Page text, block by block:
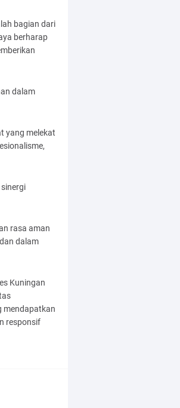
bagian dari
berharap
dalam
yang melekat
rasa aman
dalam
Kuningan
mendapatkan
responsif